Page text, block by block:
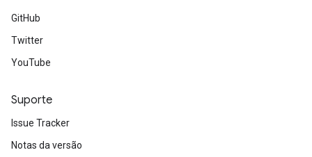
GitHub
Twitter
YouTube
Suporte
Issue Tracker
Notas da versão